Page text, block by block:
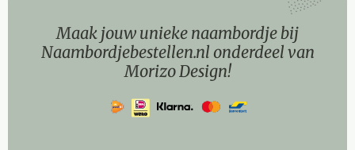
Maak jouw unieke naambordje bij
Naambordjebestellen.nl onderdeel van
Morizo Design!